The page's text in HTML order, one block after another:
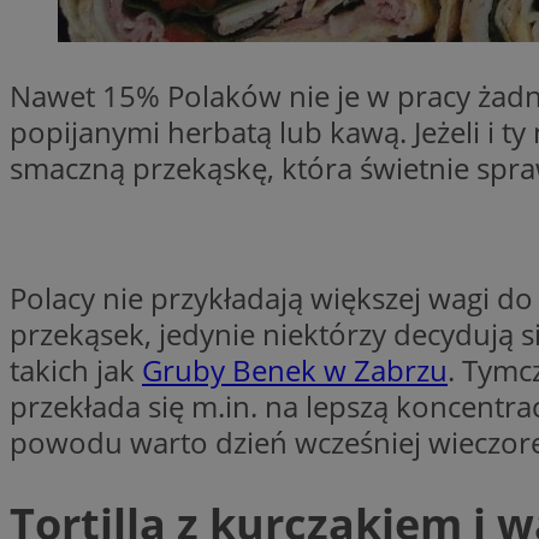
Nawet 15% Polaków nie je w pracy
popijanymi herbatą lub kawą. Jeżeli i
smaczną przekąskę, która świetnie
Polacy nie przykładają większej wagi
przekąsek, jedynie niektórzy decydują
takich jak Gruby Benek w Zabrzu.
przekłada się m.in. na lepszą
powodu warto dzień wcześniej
Tortilla z kurczakiem i
_clck
_clsk
_ga_NBM6HFESG6
OAID
__gads
ANONCHK
test_cookie
_fbp
MR
Nazwa
__Secure-YNID